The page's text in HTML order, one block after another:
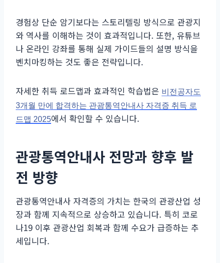
경험상 단순 암기보다는 스토리텔링 방식으로 관광지
와 역사를 이해하는 것이 효과적입니다. 또한, 유튜브
나 온라인 강좌를 통해 실제 가이드들의 설명 방식을
벤치마킹하는 것도 좋은 전략입니다.
자세한 취득 로드맵과 효과적인 학습법은 비전공자도
3개월 만에 합격하는 관광통역안내사 자격증 취득 로
드맵 2025에서 확인할 수 있습니다.
관광통역안내사 전망과 향후 발
전 방향
관광통역안내사 자격증의 가치는 한국의 관광산업 성
장과 함께 지속적으로 상승하고 있습니다. 특히 코로
나19 이후 관광산업 회복과 함께 수요가 급증하는 추
세입니다.